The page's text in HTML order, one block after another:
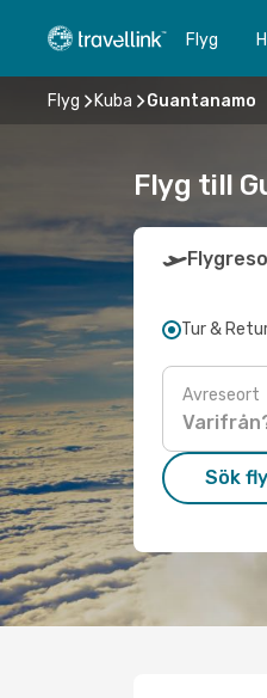
Flyg
Flyg Kuba Guantanamo
Flyg till
Tur &
Avreseort
Sök